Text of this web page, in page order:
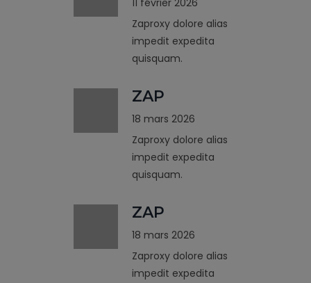
Zaproxy dolore alias
impedit expedita
quisquam.
ZAP
18 mars 2026
Zaproxy dolore alias
impedit expedita
quisquam.
ZAP
18 mars 2026
Zaproxy dolore alias
impedit expedita